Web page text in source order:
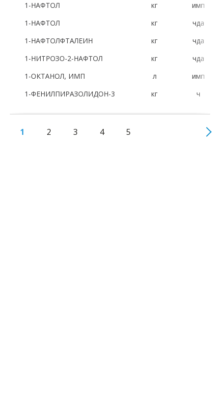
1-НАФТОЛ кг
имп
1-НАФТОЛ
кг
чда
1-НАФТОЛФТАЛЕИН
кг
чда
1-НИТРОЗО-2-НАФТОЛ
кг
чда
1-ОКТАНОЛ, ИМП
л
имп
1-ФЕНИЛПИРАЗОЛИДОН-3
кг ч
1 2 3 4 5